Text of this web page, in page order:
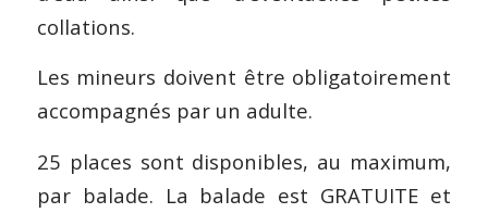
collations.
Les mineurs doivent être obligatoirement
accompagnés par un adulte.
25 places sont disponibles, au maximum,
par balade. La balade est GRATUITE et